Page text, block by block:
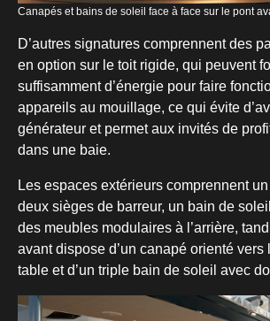
Canapés et bains de soleil face à face sur
D’autres signatures comprennent des
en option sur le toit rigide, qui peuvent
suffisamment d’énergie pour faire
appareils au mouillage, ce qui évite
générateur et permet aux invités de
dans une baie.
Les espaces extérieurs comprennent
deux sièges de barreur, un bain de
des meubles modulaires à l’arrière,
avant dispose d’un canapé orienté vers
table et d’un triple bain de soleil avec